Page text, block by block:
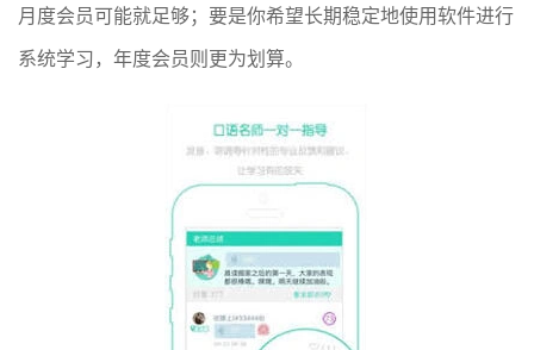
月度会员可能就足够；要是你希望长期稳定地使用软件进行
系统学习，年度会员则更为划算。